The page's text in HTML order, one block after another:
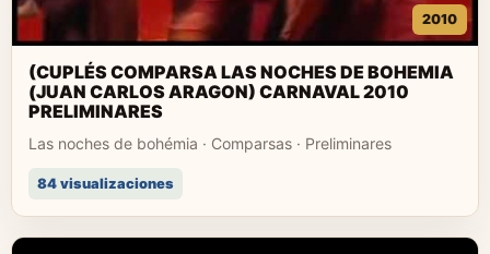
2010
(CUPLÉS COMPARSA LAS NOCHES DE BOHEMIA
(JUAN CARLOS ARAGON) CARNAVAL 2010
PRELIMINARES
Las noches de bohémia · Comparsas · Preliminares
84 visualizaciones